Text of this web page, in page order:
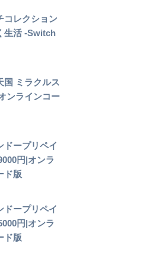
コレクション
生活 -Switch
国 ミラクルス
ンラインコー
ドープリペイ
円|オンラ
ド版
ドープリペイ
円|オンラ
ド版